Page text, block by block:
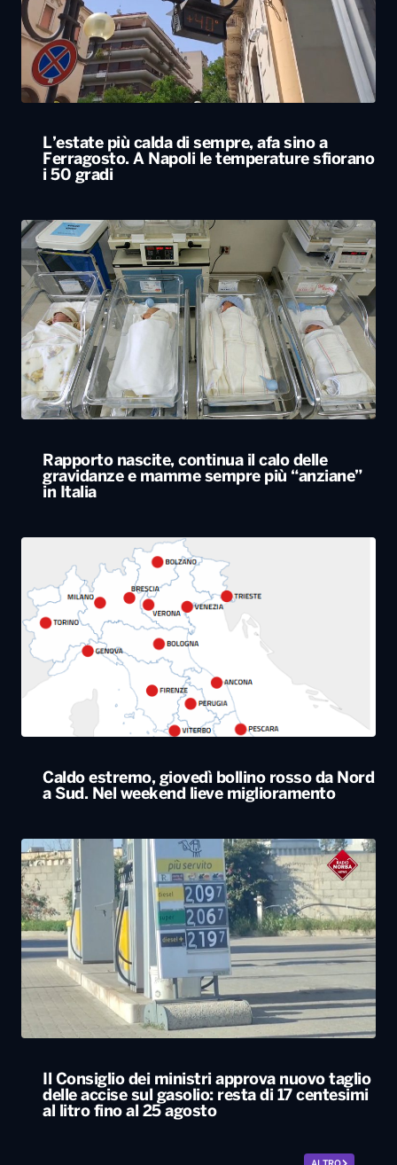
L’estate più calda di sempre, afa sino a
Ferragosto. A Napoli le temperature sfiorano
i 50 gradi
Rapporto nascite, continua il calo delle
gravidanze e mamme sempre più “anziane”
in Italia
Caldo estremo, giovedì bollino rosso da Nord
a Sud. Nel weekend lieve miglioramento
Il Consiglio dei ministri approva nuovo taglio
delle accise sul gasolio: resta di 17 centesimi
al litro fino al 25 agosto